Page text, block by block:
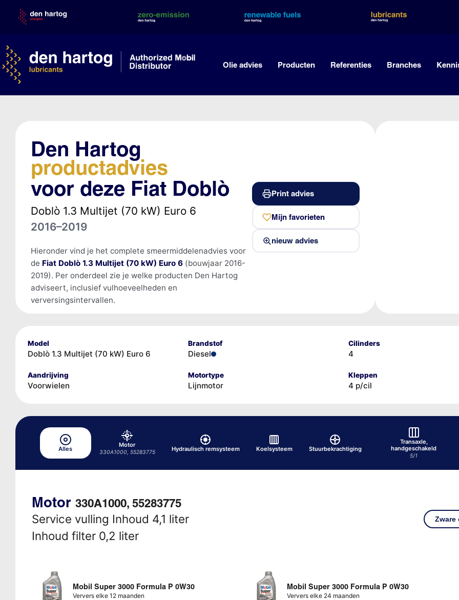
content
Olie advies Producten Referenties Branches
Den Hartog
productadvies
voor deze Fiat Doblò
Doblò 1.3 Multijet (70 kW) Euro 6
2016–2019
Hieronder vind je het complete smeermiddelenadvies voor
de Fiat Doblò 1.3 Multijet (70 kW) Euro 6(bouwjaar 2016-
2019). Per onderdeel zie je welke producten Den Hartog
adviseert, inclusief vulhoeveelheden en
verversingsintervallen.
Print advies
Mijn favorieten
nieuw advies
Model
Doblò 1.3 Multijet (70 kW) Euro 6
Brandstof
Diesel
Cilinders
4
Aandrijving
Voorwielen
Motortype
Lijnmotor
Kleppen
4 p/cil
Alles
Motor
330A1000, 55283775 Hydraulisch remsysteem Koelsysteem Stuurbekrachtiging
Transaxle,
handgeschakeld
5/1
Motor 330A1000, 55283775
Service vulling Inhoud 4,1 liter
Inhoud filter 0,2 liter
Zware
Mobil Super 3000 Formula P 0W30
Ververs elke 12 maanden
Mobil Super 3000 Formula P 0W30
Ververs elke 24 maanden